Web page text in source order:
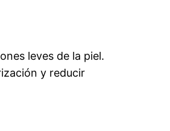
leves de la piel.
y reducir